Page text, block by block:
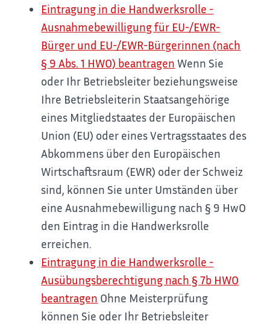
Eintragung in die Handwerksrolle -
Ausnahmebewilligung für EU-/EWR-
Bürger und EU-/EWR-Bürgerinnen (nach
§ 9 Abs. 1 HWO) beantragen Wenn Sie
oder Ihr Betriebsleiter beziehungsweise
Ihre Betriebsleiterin Staatsangehörige
eines Mitgliedstaates der Europäischen
Union (EU) oder eines Vertragsstaates des
Abkommens über den Europäischen
Wirtschaftsraum (EWR) oder der Schweiz
sind, können Sie unter Umständen über
eine Ausnahmebewilligung nach § 9 HwO
den Eintrag in die Handwerksrolle
erreichen.
Eintragung in die Handwerksrolle -
Ausübungsberechtigung nach § 7b HWO
beantragen Ohne Meisterprüfung
können Sie oder Ihr Betriebsleiter